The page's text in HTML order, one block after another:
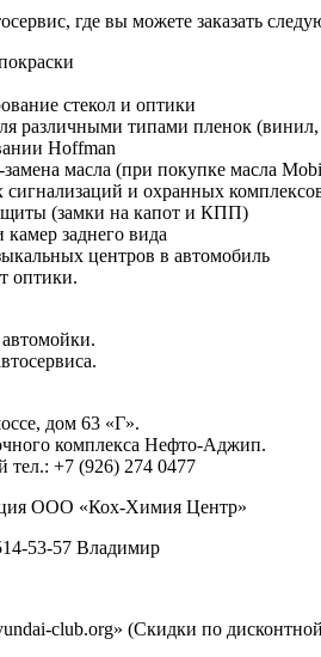
где вы можете заказать
стекол и оптики
различными типами пленок
Hoffman
масла (при покупке масла
сигнализаций и охранных
(замки на капот и КПП)
заднего вида
центров в автомобиль
оптики.
дом 63 «Г».
комплекса Нефто-Аджип.
тел.: +7 (926) 274 0477
ООО «Кох-Химия Центр»
53-57 Владимир
club.org» (Скидки по